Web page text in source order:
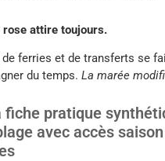
rose attire toujours.
de ferries et de transferts se
du temps. La marée
fiche pratique
avec accès